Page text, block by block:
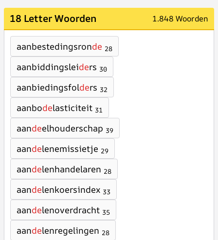
18 Letter Woorden 1.848 Woorden
aanbestedingsronde 28
aanbiddingsleiders 30
aanbiedingsfolders 32
aanbodelasticiteit 31
aandeelhouderschap 39
aandelenemissietje 29
aandelenhandelaren 28
aandelenkoersindex 33
aandelenoverdracht 35
aandelenregelingen 28